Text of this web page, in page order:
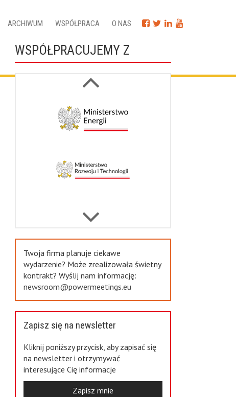
ARCHIWUM WSPÓŁPRACA O NAS
WSPÓŁPRACUJEMY Z
Twoja firma planuje ciekawe
wydarzenie? Może zrealizowała świetny
kontrakt? Wyślij nam informację:
newsroom@powermeetings.eu
Zapisz się na newsletter
Kliknij poniższy przycisk, aby zapisać się
na newsletter i otrzymywać
interesujące Cię informacje
Zapisz mnie